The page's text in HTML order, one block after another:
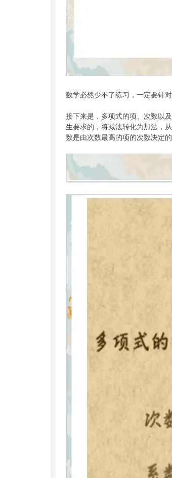
数学必然少不了练习，一定要针
接下来是，多项式的项、次数以
生要求的，将减法转化为加法，
数是由次数最高的项的次数决定